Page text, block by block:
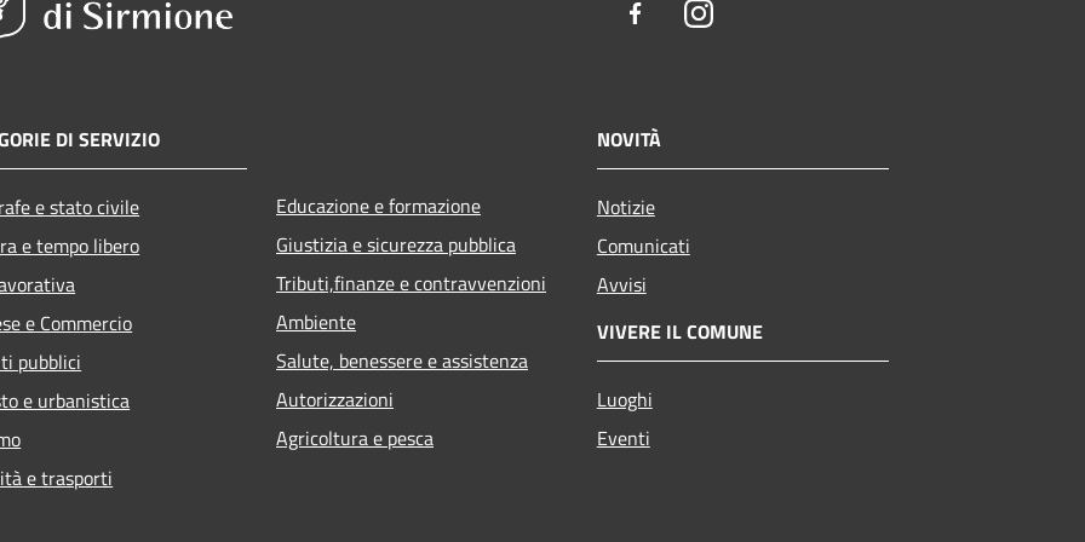
FacebookInstagram
DI SERVIZIO
e stato civile
e tempo libero
e Commercio
pubblici
e urbanistica
e trasporti
Educazione e formazione
Giustizia e sicurezza pubblica
Tributi,finanze e contravvenzioni
Ambiente
Salute, benessere e assistenza
Autorizzazioni
Agricoltura e pesca
NOVITÀ
Notizie
Comunicati
Avvisi
VIVERE IL COMUNE
Luoghi
Eventi